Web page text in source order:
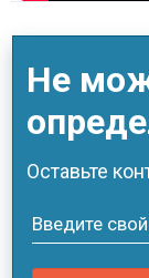
Не
Оставьте
Введите